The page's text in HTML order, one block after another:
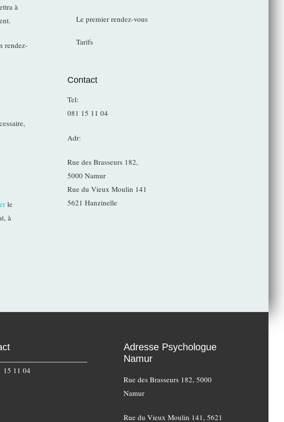
à
rendez-
le
à
Le premier rendez-vous
Tarifs
Contact
Tel:
081 15 11 04
Adr:
Rue des Brasseurs 182,
5000 Namur
Rue du Vieux Moulin 141
5621 Hanzinelle
15 11 04
Adresse Psychologue
Namur
Rue des Brasseurs 182, 5000
Namur
Rue du Vieux Moulin 141, 5621